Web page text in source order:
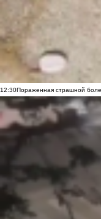
12:30Пораженная страшной